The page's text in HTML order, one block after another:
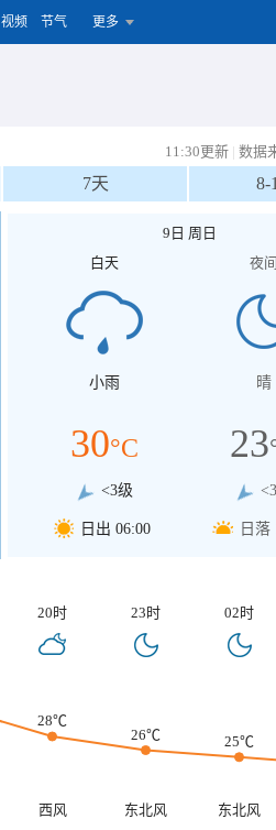
视频 节气 更多
11:30更新 | 数据
7天 8-
9日 周日
白天
小雨
30°C
<3级
日出 06:00
夜间
晴
23
日落
20时 23时 02时
28℃
26℃
25℃
西风 东北风 东北风